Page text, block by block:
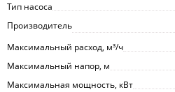
Тип насоса
Производитель
Максимальный расход, м³/ч
Максимальный напор, м
Максимальная мощность, кВт